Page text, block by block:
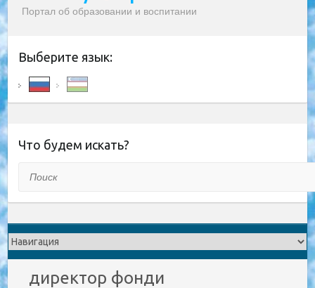
Портал об образовании и воспитании
Выберите язык:
Что будем искать?
директор фонди